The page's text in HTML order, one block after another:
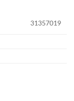
31357019